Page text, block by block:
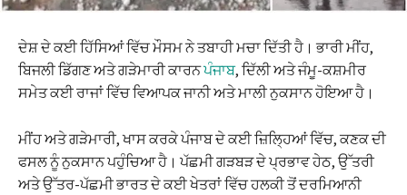
ਦੇਸ਼ ਦੇ ਕਈ ਹਿੱਸਿਆਂ ਵਿੱਚ ਮੌਸਮ ਨੇ ਤਬਾਹੀ ਮਚਾ ਦਿੱਤੀ ਹੈ। ਭਾਰੀ ਮੀਂਹ,
ਬਿਜਲੀ ਡਿੱਗਣ ਅਤੇ ਗੜੇਮਾਰੀ ਕਾਰਨਪੰਜਾਬ, ਦਿੱਲੀ ਅਤੇ ਜੰਮੂ-ਕਸ਼ਮੀਰ
ਸਮੇਤ ਕਈ ਰਾਜਾਂ ਵਿੱਚ ਵਿਆਪਕ ਜਾਨੀ ਅਤੇ ਮਾਲੀ ਨੁਕਸਾਨ ਹੋਇਆ ਹੈ।
ਮੀਂਹ ਅਤੇ ਗੜੇਮਾਰੀ, ਖਾਸ ਕਰਕੇ ਪੰਜਾਬ ਦੇ ਕਈ ਜ਼ਿਲ੍ਹਿਆਂ ਵਿੱਚ, ਕਣਕ ਦੀ
ਫਸਲ ਨੂੰ ਨੁਕਸਾਨ ਪਹੁੰਚਿਆ ਹੈ। ਪੱਛਮੀ ਗੜਬੜ ਦੇ ਪ੍ਰਭਾਵ ਹੇਠ, ਉੱਤਰੀ
ਅਤੇ ਉੱਤਰ-ਪੱਛਮੀ ਭਾਰਤ ਦੇ ਕਈ ਖੇਤਰਾਂ ਵਿੱਚ ਹਲਕੀ ਤੋਂ ਦਰਮਿਆਨੀ